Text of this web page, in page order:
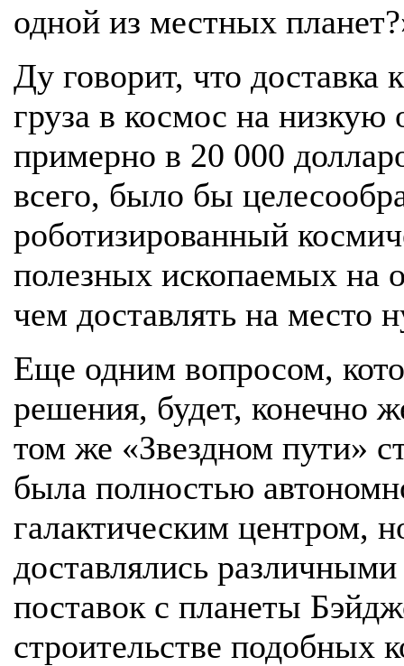
одной из местных
Ду говорит, что доставка
груза в космос на низкую
примерно в 20 000
всего, было бы
роботизированный
полезных ископаемых на
чем доставлять на место
Еще одним вопросом,
решения, будет, конечно
том же «Звездном пути»
была полностью
галактическим центром,
доставлялись
поставок с планеты
строительстве подобных